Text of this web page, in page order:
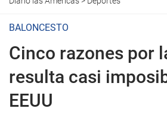
BALONCESTO
Cinco razones por
resulta casi
EEUU